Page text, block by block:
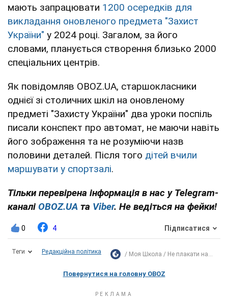
мають запрацювати 1200 осередків для
викладання оновленого предмета "Захист
України" у 2024 році. Загалом, за його
словами, планується створення близько 2000
спеціальних центрів.
Як повідомляв OBOZ.UA, старшокласники
однієї зі столичних шкіл на оновленому
предметі "Захисту України" два уроки поспіль
писали конспект про автомат, не маючи навіть
його зображення та не розуміючи назв
половини деталей. Після того дітей вчили
маршувати у спортзалі.
Тільки перевірена інформація в нас у Telegram-
каналі OBOZ.UA та Viber. Не ведіться на фейки!
0 4 Підписатися
Теги Редакційна політика Моя Школа Не плакати на...
Повернутися на головну OBOZ